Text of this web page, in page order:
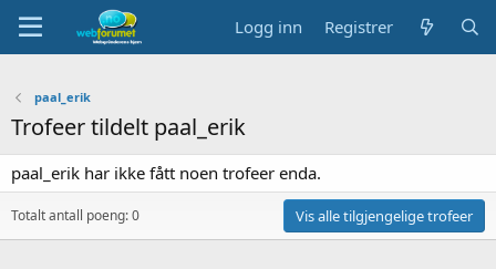
Logg inn Registrer
paal_erik
Trofeer tildelt paal_erik
paal_erik har ikke fått noen trofeer enda.
Totalt antall poeng: 0 Vis alle tilgjengelige trofeer